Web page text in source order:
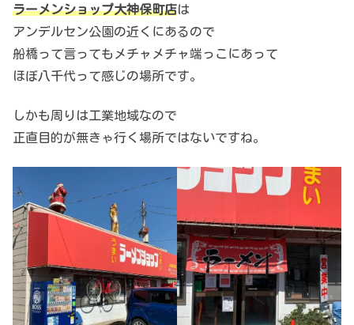
ラーメンショップ大神保町店は
アンデルセン公園の近くにあるので
船橋って言ってもメチャメチャ端っこにあって
ほぼ八千代って感じの場所です。
しかも周りは工業地域なので
正直目的が無きゃ行く場所ではないですね。